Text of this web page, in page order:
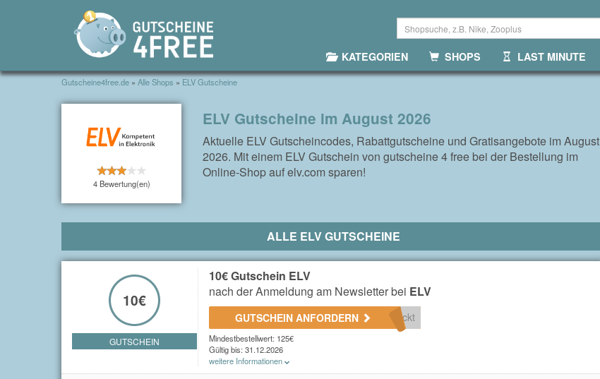
KATEGORIEN SHOPS LAST MINUTE
Gutscheine4free.de » Alle Shops » ELV Gutscheine
4 Bewertung(en)
ELV Gutscheine im August 2026
Aktuelle ELV Gutscheincodes, Rabattgutscheine und Gratisangebote im August
2026. Mit einem ELV Gutschein von gutscheine 4 free bei der Bestellung im
Online-Shop auf elv.com sparen!
ALLE ELV GUTSCHEINE
10€
GUTSCHEIN
10€ Gutschein ELV
nach der Anmeldung am Newsletter bei ELV
GUTSCHEIN ANFORDERN ckt
Mindestbestellwert: 125€
Gültig bis: 31.12.2026
weitere Informationen
Du erhältst einen 10€ Gutschein nach der Anmeldung am Newsletter beiELV.